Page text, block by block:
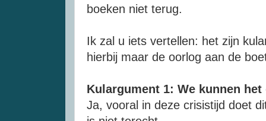
boeken niet terug.
Ik zal u iets vertellen: het zijn
hierbij maar de oorlog aan de
Kulargument 1: We kunnen
Ja, vooral in deze crisistijd doet